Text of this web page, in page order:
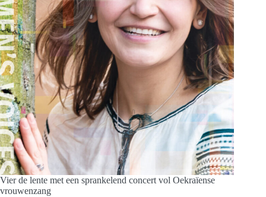
Vier de lente met een sprankelend concert vol Oekraïense
vrouwenzang